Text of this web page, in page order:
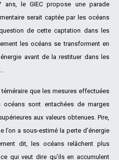
ans, le GIEC propose une parade
serait captée par les océans
de cette captation dans les
les océans se transforment en
avant de la restituer dans les
que les mesures effectuées
sont entachées de marges
aux valeurs obtenues. Pire,
l’on a sous-estimé la perte d’énergie
dit, les océans relâchent plus
qui veut dire qu’ils en accumulent